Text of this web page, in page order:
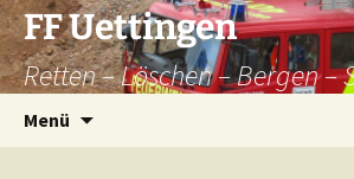
Zum
Inhalt
springen
FF Uettingen
Retten – Löschen – Bergen –
Menü